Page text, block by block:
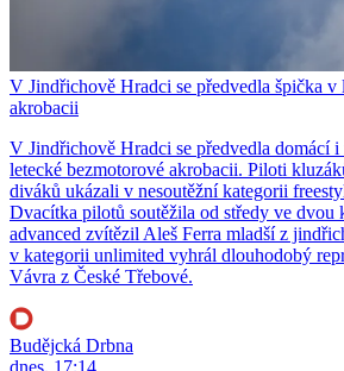
V Jindřichově Hradci se předvedla špička v
akrobacii
V Jindřichově Hradci se předvedla domácí
letecké bezmotorové akrobacii. Piloti
diváků ukázali v nesoutěžní kategorii
Dvacítka pilotů soutěžila od středy ve dvou
advanced zvítězil Aleš Ferra mladší z
v kategorii unlimited vyhrál dlouhodobý
Vávra z České Třebové.
Budějcká Drbna
dnes, 17:14